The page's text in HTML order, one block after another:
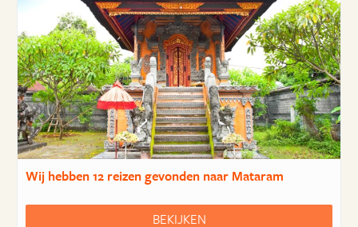
Wij hebben12 reizengevonden naar Mataram
BEKIJKEN